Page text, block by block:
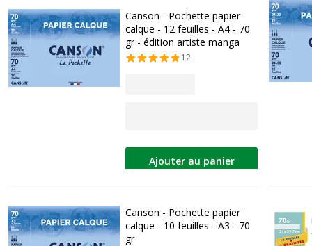
Canson - Pochette papier
calque - 12 feuilles - A4 - 70
gr - édition artiste manga
12
Ajouter au panier
Canson - Pochette papier
calque - 10 feuilles - A3 - 70
gr